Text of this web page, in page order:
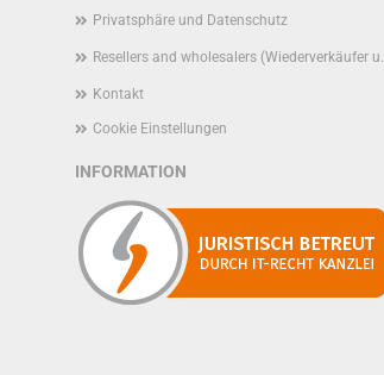
Privatsphäre und Datenschutz
Resellers and wholesalers (Wiederverkäufer
Kontakt
Cookie Einstellungen
INFORMATION